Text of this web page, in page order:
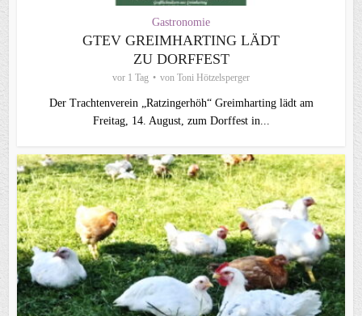
Gastronomie
GTEV GREIMHARTING LÄDT
ZU DORFFEST
vor 1 Tag von Toni Hötzelsperger
Der Trachtenverein „Ratzingerhöh“ Greimharting lädt am
Freitag, 14. August, zum Dorffest in...